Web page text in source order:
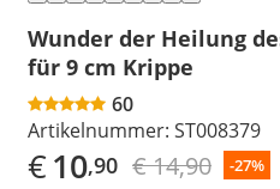
Wunder der Heilung
für 9 cm Krippe
60
Artikelnummer: ST008379
€10,90 € 14,90 -27%